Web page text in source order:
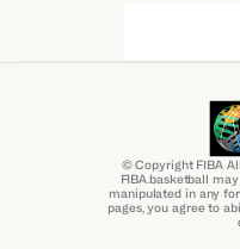
© Copyright FIBA
FIBA.basketball
manipulated in any
pages, you agree to